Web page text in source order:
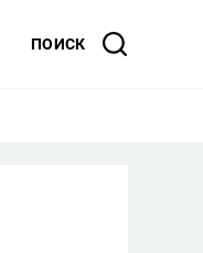
ПОИСК